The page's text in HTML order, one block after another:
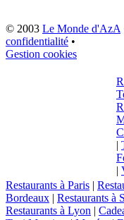
© 2003 Le Monde d'AzA
confidentialité •
Gestion cookies
|
|
Restaurants à Paris |
Bordeaux | Restaurants à
Restaurants à Lyon |